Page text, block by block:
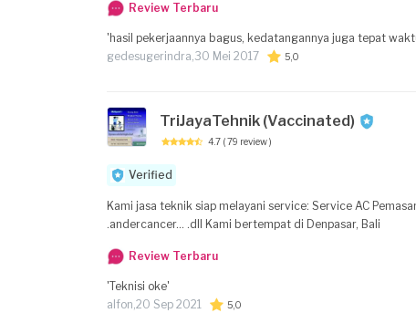
Review Terbaru
'hasil pekerjaannya bagus, kedatangannya juga tepat
gedesugerindra,30 Mei 2017 5,0
TriJayaTehnik (Vaccinated)
4.7 ( 79 review )
Verified
Kami jasa teknik siap melayani service: Service AC Pemasangan AC Bongkar AC Pengisisan freon AC service pompa air .pompa kolam chiler
.andercancer... .dll Kami bertempat di Denpasar, Bali
Review Terbaru
'Teknisi oke'
alfon,20 Sep 2021 5,0